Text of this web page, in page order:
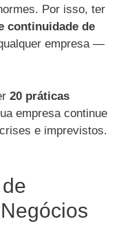
Por isso, ter
continuidade de
empresa —
20 práticas
empresa continue
e imprevistos.